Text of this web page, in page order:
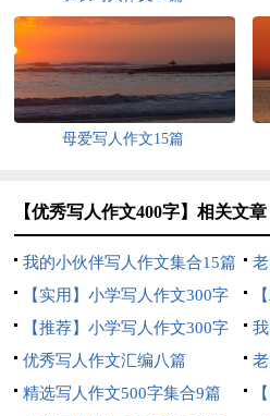
母爱写人作文15篇
【优秀写人作文400字】相关文章
我的小伙伴写人作文集合15篇
【实用】小学写人作文300字
汇编10篇
篇
【推荐】小学写人作文300字
十篇
优秀写人作文汇编八篇
精选写人作文500字集合9篇